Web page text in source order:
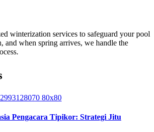
winterization services to safeguard your pool
and when spring arrives, we handle the
Pengacara Tipikor: Strategi Jitu